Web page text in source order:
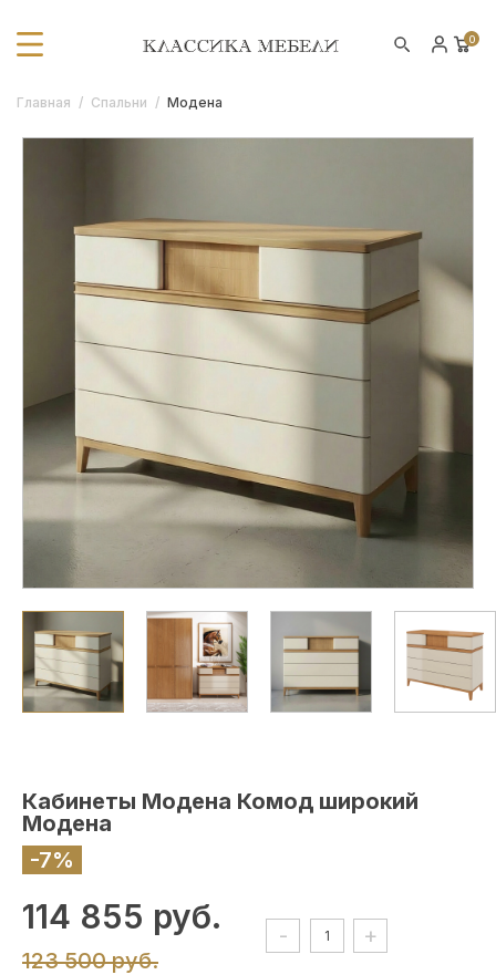
0
Главная / Спальни / Модена
Кабинеты Модена Комод широкий
Модена
-7%
114 855 руб.
123 500 руб.
- +